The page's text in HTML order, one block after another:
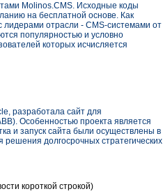
Molinos.CMS. Исходные коды
на бесплатной основе. Как
лидерами отрасли - CMS-системами от
популярностью и условно
которых исчисляется
разработала сайт для
Особенностью проекта является
и запуск сайта были осуществлены в
долгосрочных стратегических
короткой строкой)